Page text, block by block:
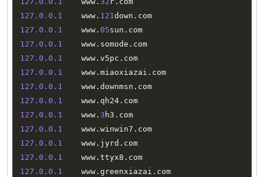
127.0 .0 .1
    www
. 121down .
127.0 .0 .1
    www
. 05sun .
127.0 .0 .1
    www
. somode .
127.0 .0 .1
    www
. v5pc .
127.0 .0 .1
    www
. miaoxiazai .
127.0 .0 .1
    www
. downmsn .
127.0 .0 .1
    www
. qh24 .
127.0 .0 .1
    www
. 3 h3 .
127.0 .0 .1
    www
. winwin7 .
127.0 .0 .1
    www
. jyrd .
127.0 .0 .1
    www
. ttyx8 .
127.0 .0 .1
    www
. greenxiazai .